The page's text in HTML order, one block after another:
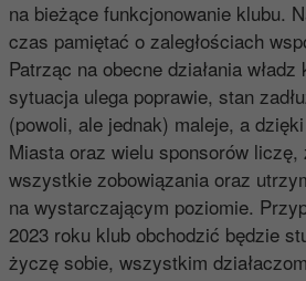
na bieżące funkcjonowanie klubu.
czas pamiętać o zaległościach
Patrząc na obecne działania
sytuacja ulega poprawie, stan
(powoli, ale jednak) maleje, a
Miasta oraz wielu sponsorów liczę,
wszystkie zobowiązania oraz
na wystarczającym poziomie.
2023 roku klub obchodzić będzie
życzę sobie, wszystkim